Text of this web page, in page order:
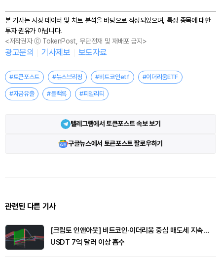
본 기사는 시장 데이터 및 차트 분석을 바탕으로 작성되었으며, 특정 종목에 대한
투자 권유가 아닙니다.
<저작권자 ⓒ TokenPost, 무단전재 및 재배포 금지>
광고문의 기사제보 보도자료
#토큰포스트 #뉴스브리핑 #비트코인etf #이더리움ETF
#자금유출 #블랙록 #피델리티
텔레그램에서 토큰포스트 속보 보기
구글뉴스에서 토큰포스트 팔로우하기
관련된 다른 기사
[크립토 인앤아웃] 비트코인·이더리움 중심 매도세 지속…
USDT 7억 달러 이상 흡수